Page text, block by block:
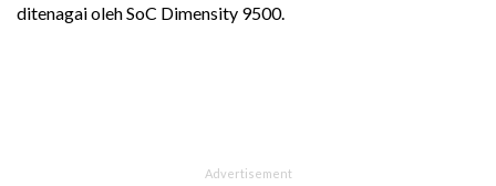
ditenagai oleh SoC Dimensity 9500.